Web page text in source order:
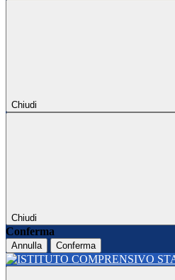
Chiudi
Chiudi
Conferma
Annulla Conferma